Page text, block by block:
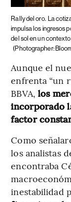
Rally del oro. La
impulsa los ingresos
del sol en un
(Photographer:
Aunque el
enfrenta “un
BBVA, los
incorporado
factor
Como
los analistas
encontraba
inestabilidad